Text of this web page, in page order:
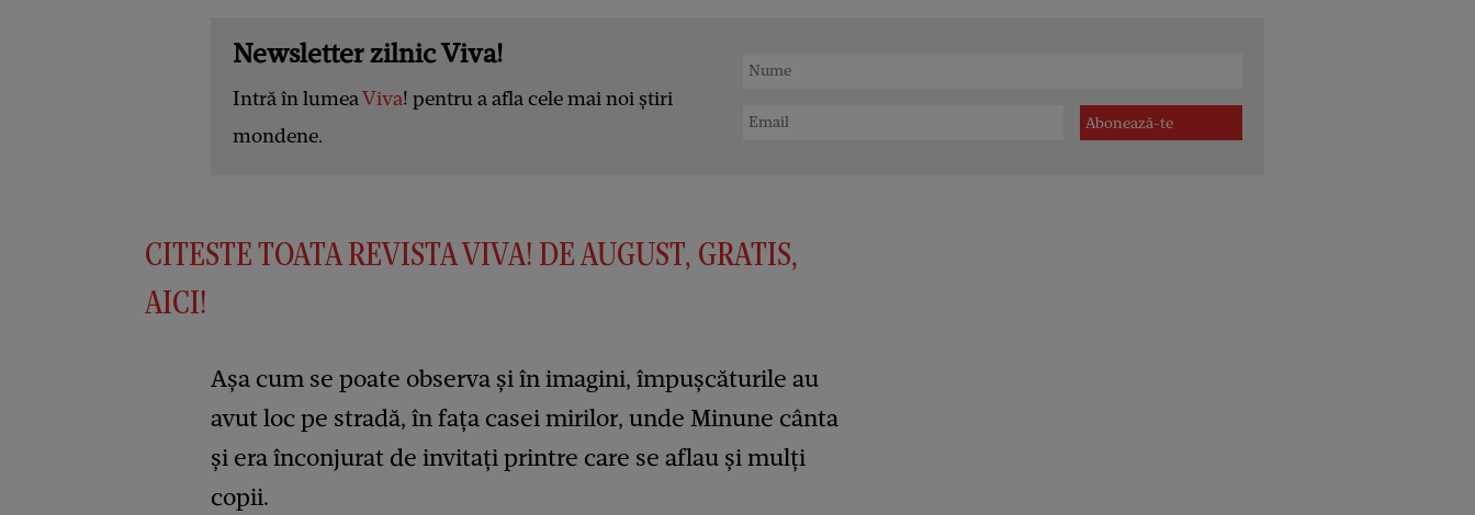
Newsletter zilnic Viva!
Intră în lumeaViva! pentru a afla cele mai noi știri
mondene.
CITESTE TOATA REVISTA VIVA! DE AUGUST, GRATIS,
AICI!
Așa cum se poate observa și în imagini, împușcăturile au
avut loc pe stradă, în fața casei mirilor, unde Minune cânta
și era înconjurat de invitați printre care se aflau și mulți
copii.